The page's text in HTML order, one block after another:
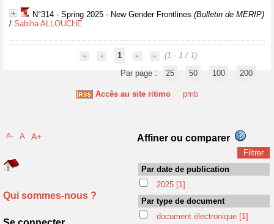
N°314 - Spring 2025 - New Gender Frontlines (Bulletin de MERIP)
/ Sabiha ALLOUCHE
1
(1 - 1 / 1)
Par page :
25 50 100 200
Accès au site ritimo pmb
A- A A+
Qui sommes-nous ?
Affiner ou comparer
Par date de publication
2025 [1]
Par type de document
document électronique [1]